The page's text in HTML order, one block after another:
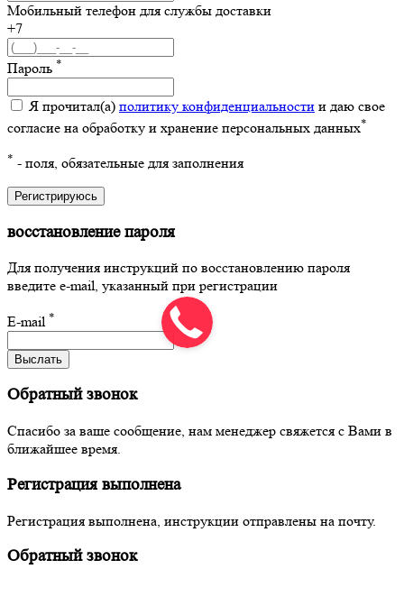
Мобильный телефон для службы доставки
+7
Пароль *
Я прочитал(а) политику конфиденциальности и даю свое
согласие на обработку и хранение персональных данных*
* - поля, обязательные для заполнения
Регистрируюсь
восстановление пароля
Для получения инструкций по восстановлению пароля
введите e-mail, указанный при регистрации
E-mail *
Выслать
Обратный звонок
Спасибо за ваше сообщение, нам менеджер свяжется с Вами в
ближайшее время.
Регистрация выполнена
Регистрация выполнена, инструкции отправлены на почту.
Обратный звонок